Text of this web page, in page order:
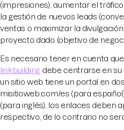
(impresiones), aumentar el
la gestión de nuevos leads
ventas o maximizar la
proyecto dado (objetivo de
Es necesario tener en cuenta
linkbuilding debe centrarse en su
un sitio web tiene un portal en
misitioweb.com/es (para
(para inglés), los enlaces deben
respectivo, de lo contrario no